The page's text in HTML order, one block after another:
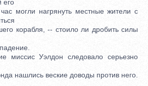
его
могли нагрянуть местные жители с
корабля, -- стоило ли дробить силы
Уэлдон следовало серьезно
нашлись веские доводы против него.